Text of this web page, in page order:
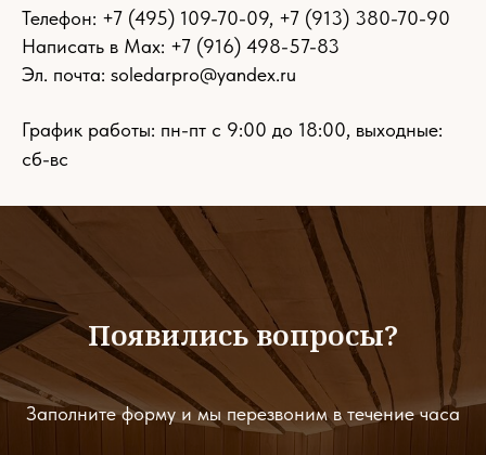
Телефон: +7 (495) 109-70-09, +7 (913) 380-70-90
Написать в Max: +7 (916) 498-57-83
Эл. почта: soledarpro@yandex.ru
График работы: пн-пт с 9:00 до 18:00, выходные:
сб-вс
Появились вопросы?
Заполните форму и мы перезвоним в течение часа